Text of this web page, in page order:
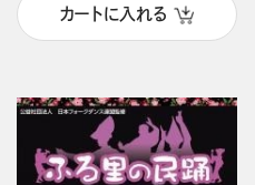
カートに入れる